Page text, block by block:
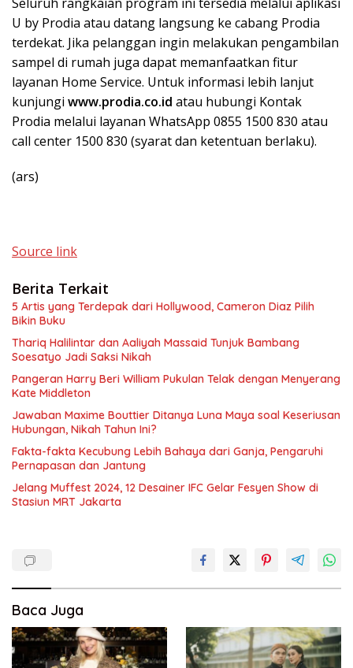
U by Prodia atau datang langsung ke cabang Prodia
terdekat. Jika pelanggan ingin melakukan pengambilan
sampel di rumah juga dapat memanfaatkan fitur
layanan Home Service. Untuk informasi lebih lanjut
kunjungi www.prodia.co.id atau hubungi Kontak
Prodia melalui layanan WhatsApp 0855 1500 830 atau
call center 1500 830 (syarat dan ketentuan berlaku).
(ars)
Source link
Berita Terkait
5 Artis yang Terdepak dari Hollywood, Cameron Diaz Pilih
Bikin Buku
Thariq Halilintar dan Aaliyah Massaid Tunjuk Bambang
Soesatyo Jadi Saksi Nikah
Pangeran Harry Beri William Pukulan Telak dengan Menyerang
Kate Middleton
Jawaban Maxime Bouttier Ditanya Luna Maya soal Keseriusan
Hubungan, Nikah Tahun Ini?
Fakta-fakta Kecubung Lebih Bahaya dari Ganja, Pengaruhi
Pernapasan dan Jantung
Jelang Muffest 2024, 12 Desainer IFC Gelar Fesyen Show di
Stasiun MRT Jakarta
Baca Juga